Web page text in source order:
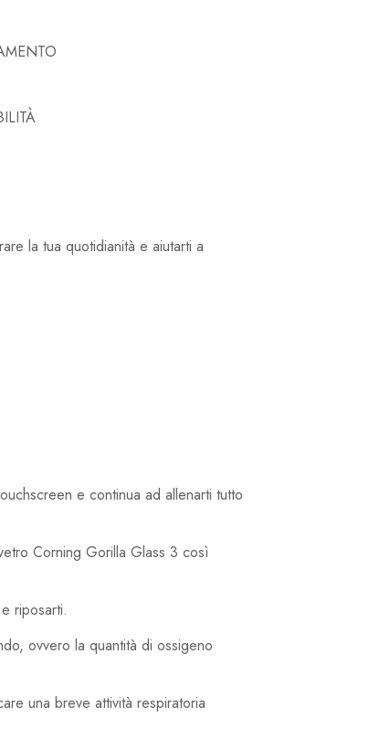
la tua quotidianità e aiutarti a
e continua ad allenarti tutto
Corning Gorilla Glass 3 così
riposarti.
ovvero la quantità di ossigeno
una breve attività respiratoria